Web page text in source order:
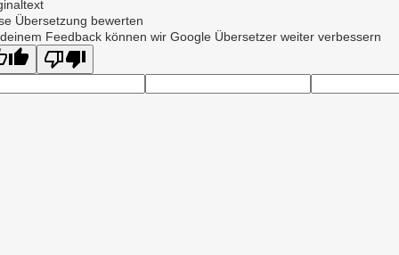
Übersetzung bewerten
Feedback können wir Google Übersetzer weiter verbessern